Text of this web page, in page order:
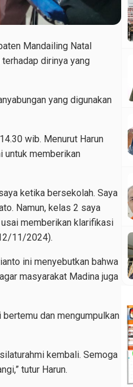
Mandailing Natal
dirinya yang
yang digunakan
wib. Menurut Harun
untuk memberikan
ketika bersekolah. Saya
Namun, kelas 2 saya
usai memberikan klarifikasi
11/2024).
ini menyebutkan bahwa
masyarakat Madina juga
dan mengumpulkan
kembali. Semoga
tutur Harun.